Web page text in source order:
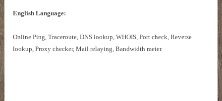
English Language:
Online Ping, Traceroute, DNS lookup, WHOIS, Port check, Reverse
lookup, Proxy checker, Mail relaying, Bandwidth meter.